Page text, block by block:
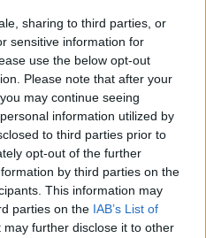
sharing to third parties, or
sensitive information for
use the below opt-out
Please note that after your
may continue seeing
information utilized by
to third parties prior to
opt-out of the further
by third parties on the
This information may
parties on the IAB’s List of
may further disclose it to other